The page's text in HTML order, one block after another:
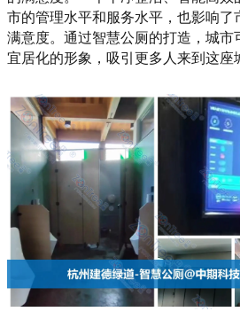
市的管理水平和服务水平，也影响
满意度。通过智慧公厕的打造，城市
宜居化的形象，吸引更多人来到这座